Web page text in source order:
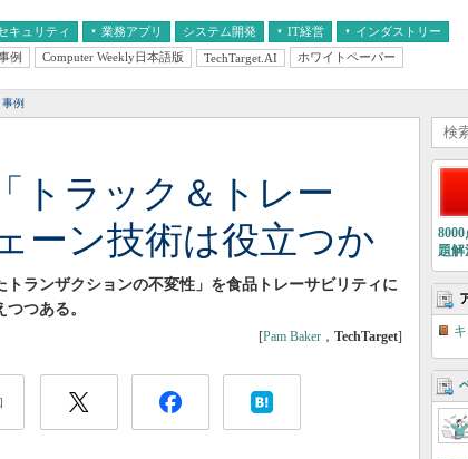
キュリティ 業務アプリ システム開発 IT経営
経営とIT
インダストリー
医療IT
例 Computer Weekly日本語版 TechTarget.AI ホワイトペーパー
事例
トラック＆トレー
ーン技術は役立つか
ランザクションの不変性」を食品トレーサビリティに
つある。
[Pam Baker ， TechTarget]
題解